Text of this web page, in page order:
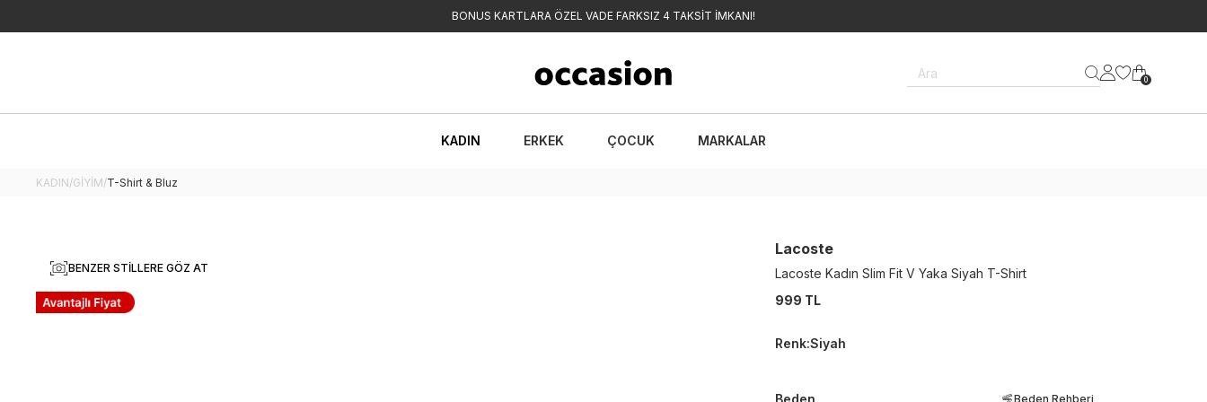
BONUS KARTLARA ÖZEL VADE FARKSIZ 4 TAKSİT İMKANI!
Ara 0
KADIN ERKEK ÇOCUK MARKALAR
KADIN/GİYİM/T-Shirt & Bluz
BENZER STILLERE GÖZ AT
Lacoste
Lacoste Kadın Slim Fit V Yaka Siyah T-Shirt
999 TL
Renk:Siyah
Beden Beden Rehberi